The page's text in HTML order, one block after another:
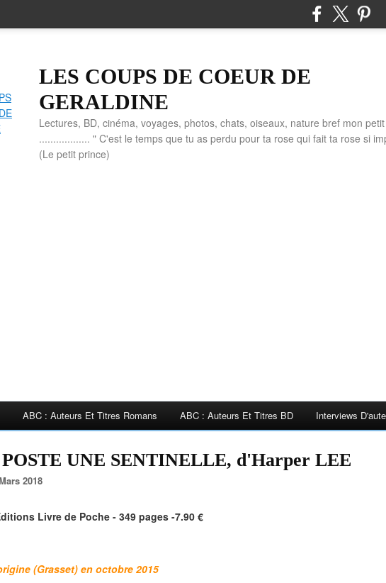
LES COUPS DE COEUR DE
GERALDINE
Lectures, BD, cinéma, voyages, photos, chats, oiseaux, nature bref mon
.................. " C'est le temps que tu as perdu pour ta rose qui fait ta rose si
(Le petit prince)
ABC : Auteurs Et Titres Romans ABC : Auteurs Et Titres BD Interviews
UNE SENTINELLE, d'Harper LEE
2018
Livre de Poche - 349 pages -7.90 €
(Grasset) en octobre 2015